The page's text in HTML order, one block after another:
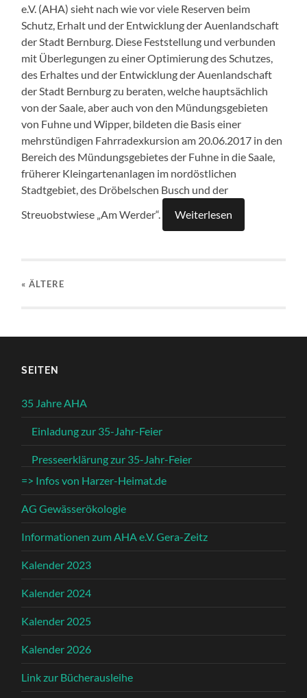
e.V. (AHA) sieht nach wie vor viele Reserven beim
Schutz, Erhalt und der Entwicklung der Auenlandschaft
der Stadt Bernburg. Diese Feststellung und verbunden
mit Überlegungen zu einer Optimierung des Schutzes,
des Erhaltes und der Entwicklung der Auenlandschaft
der Stadt Bernburg zu beraten, welche hauptsächlich
von der Saale, aber auch von den Mündungsgebieten
von Fuhne und Wipper, bildeten die Basis einer
mehrstündigen Fahrradexkursion am 20.06.2017 in den
Bereich des Mündungsgebietes der Fuhne in die Saale,
früherer Kleingartenanlagen im nordöstlichen
Stadtgebiet, des Dröbelschen Busch und der
Streuobstwiese „Am Werder“.
Weiterlesen
« ÄLTERE
SEITEN
35 Jahre AHA
Einladung zur 35-Jahr-Feier
Presseerklärung zur 35-Jahr-Feier
=> Infos von Harzer-Heimat.de
AG Gewässerökologie
Informationen zum AHA e.V. Gera-Zeitz
Kalender 2023
Kalender 2024
Kalender 2025
Kalender 2026
Link zur Bücherausleihe